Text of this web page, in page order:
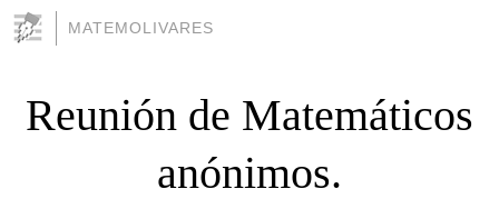
MATEMOLIVARES
Reunión de Matemáticos
anónimos.